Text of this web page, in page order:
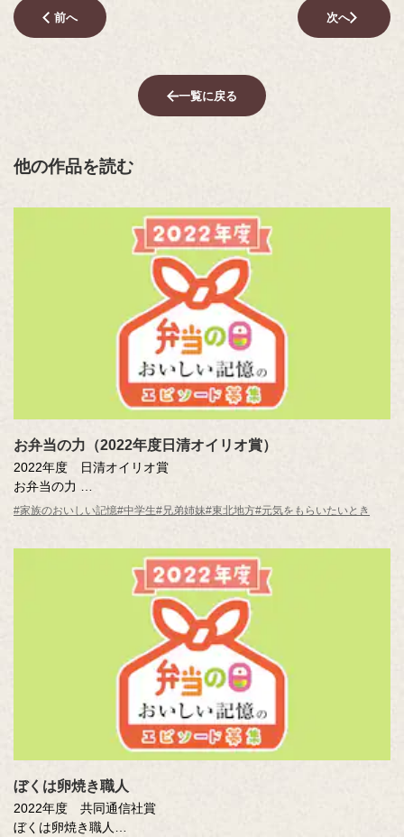
前へ 次へ
一覧に戻る
他の作品を読む
お弁当の力（2022年度日清オイリオ賞）
2022年度 日清オイリオ賞
お弁当の力
元木 月 （村山市立葉山中学校3年）
#家族のおいしい記憶#中学生#兄弟姉妹#東北地方#元気をもらいたいとき
ぼくは卵焼き職人
2022年度 共同通信社賞
ぼくは卵焼き職人